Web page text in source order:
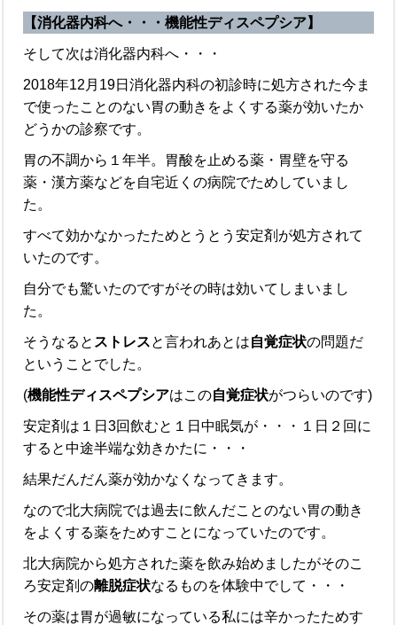
【消化器内科へ・・・機能性ディスペプシア】
そして次は消化器内科へ・・・
2018年12月19日消化器内科の初診時に処方された今ま
で使ったことのない胃の動きをよくする薬が効いたか
どうかの診察です。
胃の不調から１年半。胃酸を止める薬・胃壁を守る
薬・漢方薬などを自宅近くの病院でためしていまし
た。
すべて効かなかったためとうとう安定剤が処方されて
いたのです。
自分でも驚いたのですがその時は効いてしまいまし
た。
そうなると ストレスと言われあとは自覚症状の問題だ
ということでした。
(機能性ディスペプシアはこの自覚症状がつらいのです)
安定剤は１日3回飲むと１日中眠気が・・・１日２回に
すると中途半端な効きかたに・・・
結果だんだん薬が効かなくなってきます。
なので北大病院では過去に飲んだことのない胃の動き
をよくする薬をためすことになっていたのです。
北大病院から処方された薬を飲み始めましたがそのこ
ろ安定剤の離脱症状なるものを体験中でして・・・
その薬は胃が過敏になっている私には辛かったためす